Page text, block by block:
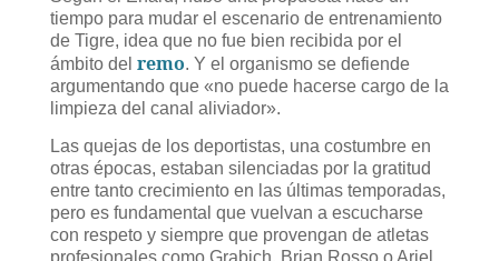
tiempo para mudar el escenario de entrenamiento
de Tigre, idea que no fue bien recibida por el
ámbito del remo. Y el organismo se defiende
argumentando que «no puede hacerse cargo de la
limpieza del canal aliviador».
Las quejas de los deportistas, una costumbre en
otras épocas, estaban silenciadas por la gratitud
entre tanto crecimiento en las últimas temporadas,
pero es fundamental que vuelvan a escucharse
con respeto y siempre que provengan de atletas
profesionales como Grabich, Brian Rosso o Ariel